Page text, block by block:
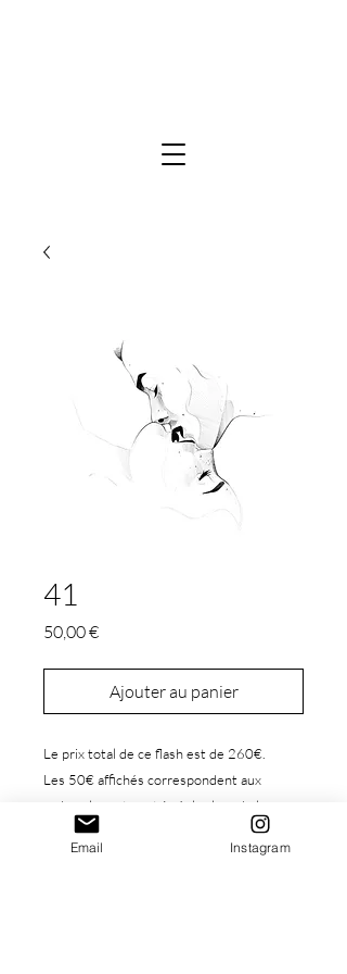
41
50,00 €Prix
Ajouter au panier
Le prix total de ce flash est de 260€.
Les 50€ affichés correspondent aux
arrhes, le reste est à régler lors de la
réalisation du tattoo.
Email Instagram